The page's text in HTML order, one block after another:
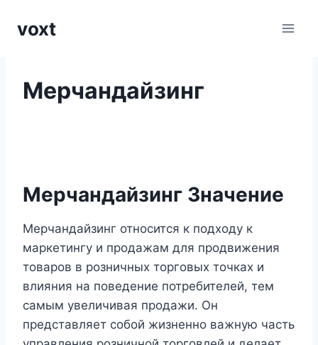
voxt
Мерчандайзинг
Мерчандайзинг Значение
Мерчандайзинг относится к подходу к
маркетингу и продажам для продвижения
товаров в розничных торговых точках и
влияния на поведение потребителей, тем
самым увеличивая продажи. Он
представляет собой жизненно важную часть